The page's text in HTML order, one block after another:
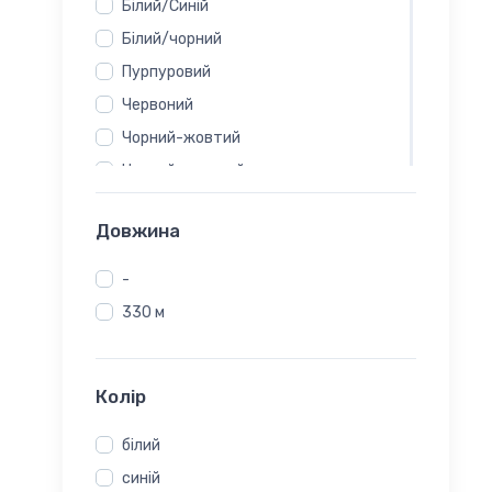
Білий/Синій
Білий/чорний
Пурпуровий
Червоний
Чорний-жовтий
Чорний-зелений
бежевий
бордовий
білий
бірюзовий
жовтий
Довжина
-
330 м
Колір
білий
синій